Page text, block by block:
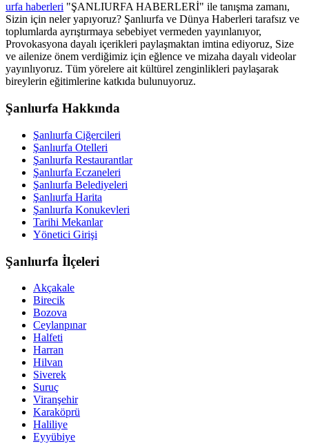
urfa haberleri "ŞANLIURFA HABERLERİ" ile tanışma zamanı,
Sizin için neler yapıyoruz? Şanlıurfa ve Dünya Haberleri tarafsız ve
toplumlarda ayrıştırmaya sebebiyet vermeden yayınlanıyor,
Provokasyona dayalı içerikleri paylaşmaktan imtina ediyoruz, Size
ve ailenize önem verdiğimiz için eğlence ve mizaha dayalı videolar
yayınlıyoruz. Tüm yörelere ait kültürel zenginlikleri paylaşarak
bireylerin eğitimlerine katkıda bulunuyoruz.
Şanlıurfa Hakkında
Şanlıurfa Ciğercileri
Şanlıurfa Otelleri
Şanlıurfa Restaurantlar
Şanlıurfa Eczaneleri
Şanlıurfa Belediyeleri
Şanlıurfa Harita
Şanlıurfa Konukevleri
Tarihi Mekanlar
Yönetici Girişi
Şanlıurfa İlçeleri
Akçakale
Birecik
Bozova
Ceylanpınar
Halfeti
Harran
Hilvan
Siverek
Suruç
Viranşehir
Karaköprü
Haliliye
Eyyübiye